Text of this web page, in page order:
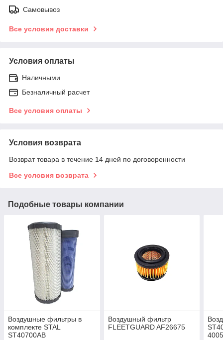
Самовывоз
Все условия доставки
Условия оплаты
Наличными
Безналичный расчет
Все условия оплаты
Условия возврата
Возврат товара в течение 14 дней по договоренности
Все условия возврата
Подобные товары компании
Воздушные фильтры в
комплекте STAL
ST40700AB
Воздушный фильтр
FLEETGUARD AF26675